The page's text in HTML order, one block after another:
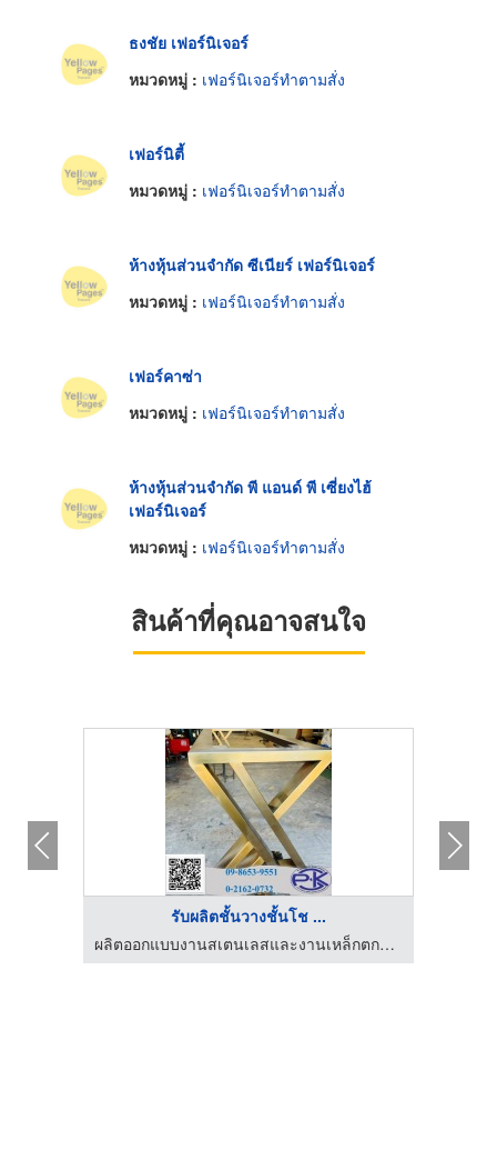
ธงชัย เฟอร์นิเจอร์
หมวดหมู่ : เฟอร์นิเจอร์ทำตามสั่ง
เฟอร์นิตี้
หมวดหมู่ : เฟอร์นิเจอร์ทำตามสั่ง
ห้างหุ้นส่วนจำกัด ซีเนียร์ เฟอร์นิเจอร์
หมวดหมู่ : เฟอร์นิเจอร์ทำตามสั่ง
เฟอร์คาซ่า
หมวดหมู่ : เฟอร์นิเจอร์ทำตามสั่ง
ห้างหุ้นส่วนจำกัด พี แอนด์ พี เซี่ยงไฮ้
เฟอร์นิเจอร์
หมวดหมู่ : เฟอร์นิเจอร์ทำตามสั่ง
สินค้าที่คุณอาจสนใจ
รับผลิตชั้นวางชั้นโช ...
ผลิตออกแบบงานสเตนเลสและงานเหล็กตกแต่งภายใน-พีเอสเค เมทัล เวิร์ค